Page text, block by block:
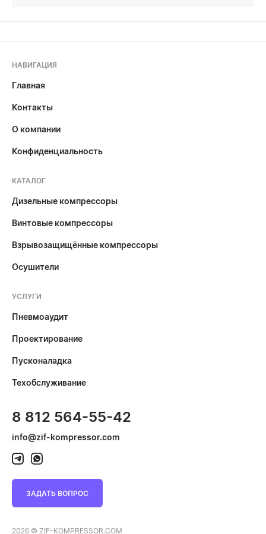
НАВИГАЦИЯ
Главная
Контакты
О компании
Конфиденциальность
КАТАЛОГ
Дизельные компрессоры
Винтовые компрессоры
Взрывозащищённые компрессоры
Осушители
УСЛУГИ
Пневмоаудит
Проектирование
Пусконаладка
Техобслуживание
8 812 564-55-42
info@zif-kompressor.com
ЗАДАТЬ ВОПРОС
2026 © ZIF-KOMPRESSOR.COM